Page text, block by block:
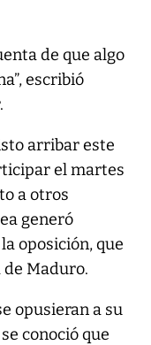
de que algo
escribió
arribar este
el martes
a otros
generó
oposición, que
Maduro.
opusieran a su
conoció que